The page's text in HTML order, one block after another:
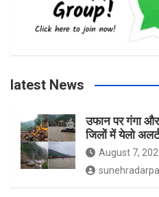
b
o
k
g
a
latest News
उफान पर गंगा
जिलों में येलो
August 7,